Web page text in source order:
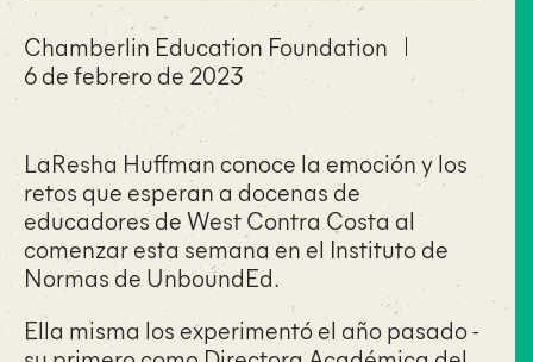
Chamberlin Education Foundation
6 de febrero de 2023
LaResha Huffman conoce la emoción y los
retos que esperan a docenas de
educadores de West Contra Costa al
comenzar esta semana en el Instituto de
Normas de UnboundEd.
Ella misma los experimentó el año pasado -